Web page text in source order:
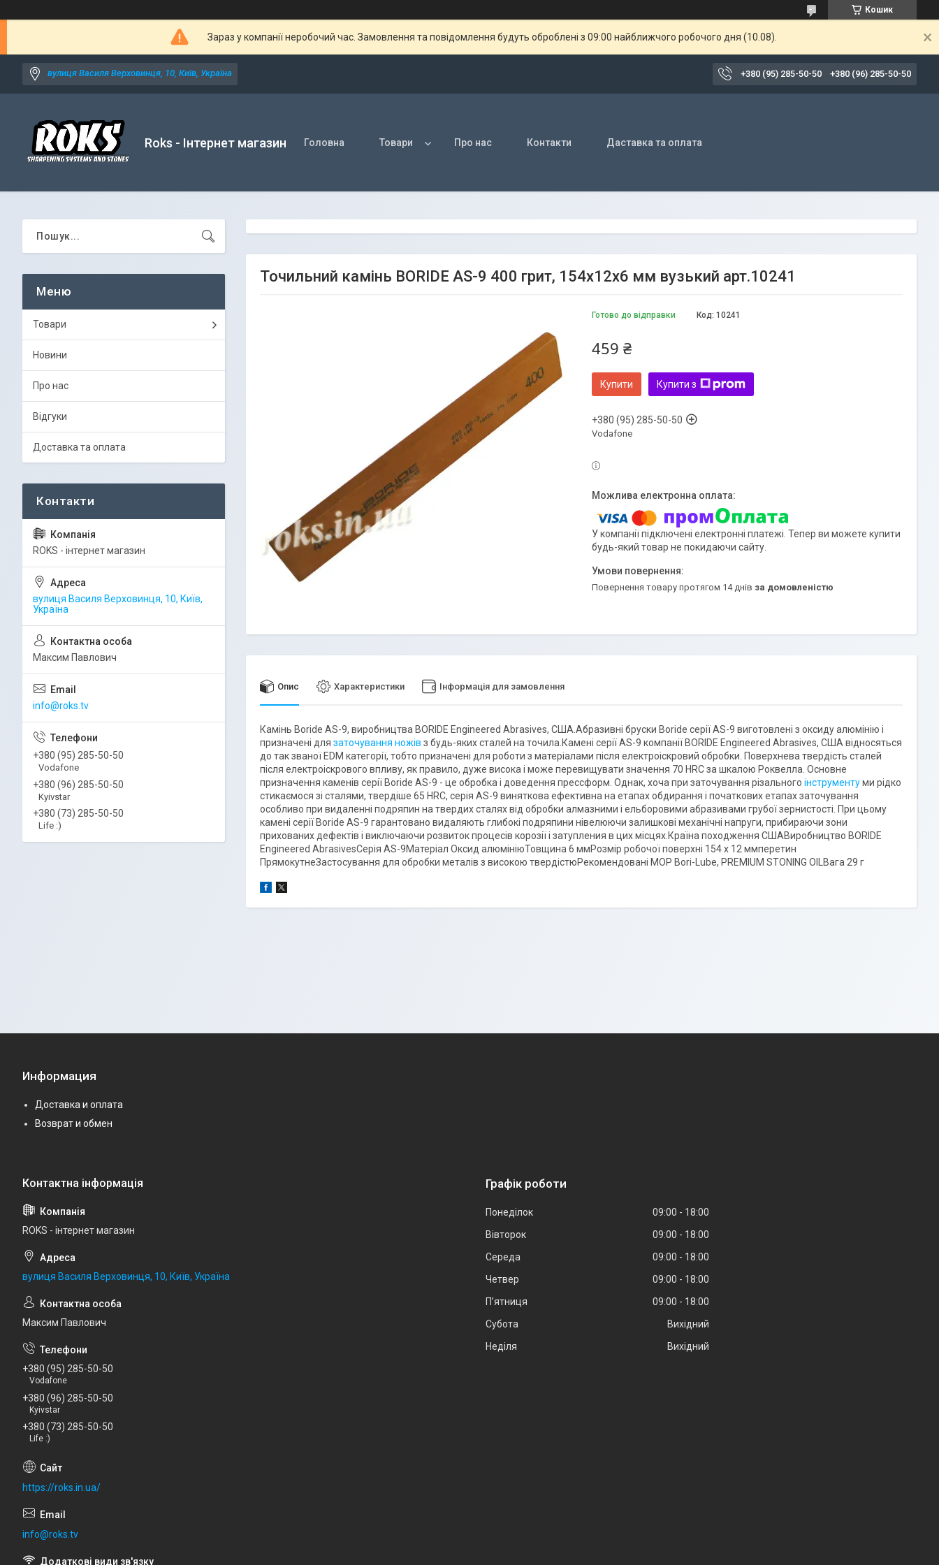
Кошик
Зараз у компанії неробочий час. Замовлення та повідомлення будуть оброблені з 09:00 найближчого робочого дня (10.08).
вулиця Василя Верховинця, 10, Київ, Україна +380 (95) 285-50-50 +380 (96) 285-50-50
Roks - Інтернет магазин Головна Товари Про нас Контакти Даставка та оплата
Точильний камінь BORIDE AS-9 400 грит, 154х12х6 мм вузький арт.10241
Готово до відправки Код: 10241
459 ₴
Купити Купити з
+380 (95) 285-50-50
Vodafone
У компанії підключені електронні платежі. Тепер ви можете купити
будь-який товар не покидаючи сайту.
повернення товару протягом 14 днів за домовленістю
Опис Характеристики Інформація для замовлення
Камінь Boride AS-9, виробництва BORIDE Engineered Abrasives, США.Абразивні бруски Boride серії AS-9 виготовлені з оксиду алюмінію і
призначені для заточування ножів з будь-яких сталей на точила.Камені серії AS-9 компанії BORIDE Engineered Abrasives, США відносяться
до так званої EDM категорії, тобто призначені для роботи з матеріалами після електроіскровий обробки. Поверхнева твердість сталей
після електроіскрового впливу, як правило, дуже висока і може перевищувати значення 70 HRC за шкалою Роквелла. Основне
призначення каменів серії Boride AS-9 - це обробка і доведення прессформ. Однак, хоча при заточування різального інструментуми рідко
стикаємося зі сталями, твердіше 65 HRC, серія AS-9 виняткова ефективна на етапах обдирання і початкових етапах заточування
особливо при видаленні подряпин на твердих сталях від обробки алмазними і ельборовими абразивами грубої зернистості. При цьому
камені серії Boride AS-9 гарантовано видаляють глибокі подряпини нівелюючи залишкові механічні напруги, прибираючи зони
прихованих дефектів і виключаючи розвиток процесів корозії і затупления в цих місцях.Країна походження СШАВиробництво BORIDE
Engineered AbrasivesСерія AS-9Матеріал Оксид алюмініюТовщина 6 ммРозмір робочої поверхні 154 x 12 ммперетин
ПрямокутнеЗастосування для обробки металів з високою твердістюРекомендовані МОР Bori-Lube, PREMIUM STONING OILВага 29 г
Товари
Новини
Про нас
Відгуки
Доставка та оплата
ROKS - інтернет магазин
вулиця Василя Верховинця, 10, Київ,
Україна
Максим Павлович
info@roks.tv
+380 (95) 285-50-50
Vodafone
+380 (96) 285-50-50
Kyivstar
+380 (73) 285-50-50
Life :)
Информация
Доставка и оплата
Возврат и обмен
ROKS - інтернет магазин
вулиця Василя Верховинця, 10, Київ, Україна
Максим Павлович
+380 (95) 285-50-50
Vodafone
+380 (96) 285-50-50
Kyivstar
+380 (73) 285-50-50
Life :)
https://roks.in.ua/
info@roks.tv
Графік роботи
Понеділок 09:00
18:00
Вівторок
09:00
18:00
Середа
09:00
18:00
Четвер
09:00
18:00
Пʼятниця
09:00
18:00
Субота
Вихідний
Неділя
Вихідний